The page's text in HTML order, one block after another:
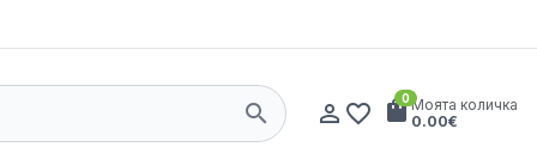
search person_outline favorite_border shopping_bag
0Моята количка
0.00€